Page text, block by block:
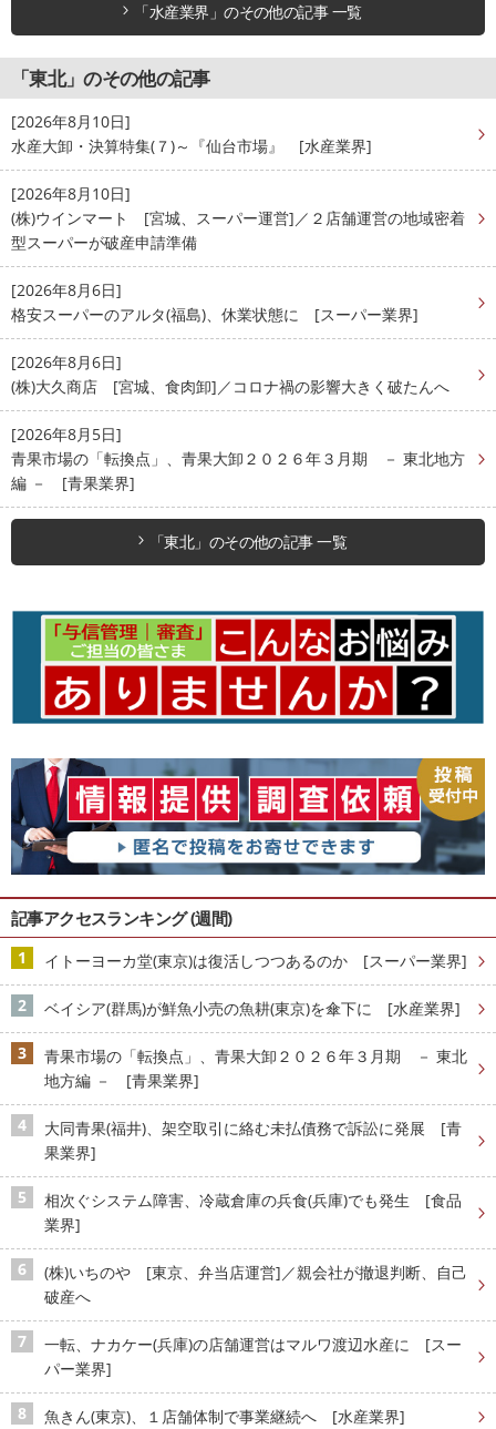
「水産業界」のその他の記事 一覧
「東北」のその他の記事
[2026年8月10日]
水産大卸・決算特集(７)～『仙台市場』 [水産業界]
[2026年8月10日]
(株)ウインマート [宮城、スーパー運営]／２店舗運営の地域密着
型スーパーが破産申請準備
[2026年8月6日]
格安スーパーのアルタ(福島)、休業状態に [スーパー業界]
[2026年8月6日]
(株)大久商店 [宮城、食肉卸]／コロナ禍の影響大きく破たんへ
[2026年8月5日]
青果市場の「転換点」、青果大卸２０２６年３月期 － 東北地方
編 － [青果業界]
「東北」のその他の記事 一覧
記事アクセスランキング (週間)
イトーヨーカ堂(東京)は復活しつつあるのか [スーパー業界]
ベイシア(群馬)が鮮魚小売の魚耕(東京)を傘下に [水産業界]
青果市場の「転換点」、青果大卸２０２６年３月期 － 東北
地方編 － [青果業界]
大同青果(福井)、架空取引に絡む未払債務で訴訟に発展 [青
果業界]
相次ぐシステム障害、冷蔵倉庫の兵食(兵庫)でも発生 [食品
業界]
(株)いちのや [東京、弁当店運営]／親会社が撤退判断、自己
破産へ
一転、ナカケー(兵庫)の店舗運営はマルワ渡辺水産に [スー
パー業界]
魚きん(東京)、１店舗体制で事業継続へ [水産業界]